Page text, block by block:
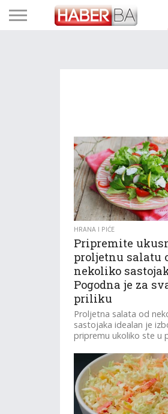
HRANA I PIĆE
Pripremite
proljetnu salatu
nekoliko
Pogodna je za
priliku
Proljetna salata od
sastojaka idealan je
pripremu ukoliko ste u